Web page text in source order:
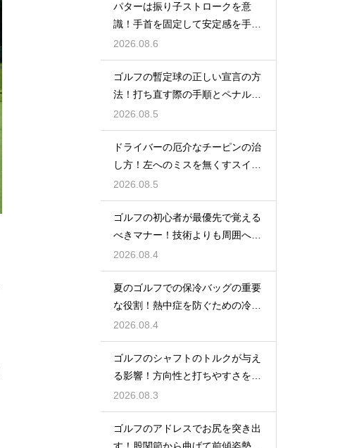
パターは振り子ストロークを意
識！手首を固定して安定感を手に
入れる
2026.08.6
ゴルフの暫定球の正しい宣言の方
法！打ち直す際の手順とペナルテ
ィの扱い
2026.08.5
ドライバーの厄介なチーピンの治
し方！左へのミスを無くすスイン
グ改善
2026.08.5
ゴルフの初心者が最優先で覚える
べきマナー！技術よりも周囲への
配慮
2026.08.4
夏のゴルフでの保冷バッグの重要
な役割！熱中症を防ぐための冷た
い飲み物
2026.08.4
ゴルフのシャフトのトルクが与え
る影響！方向性と打ちやすさを決
める鍵
2026.08.3
ゴルフのアドレスでお尻を突き出